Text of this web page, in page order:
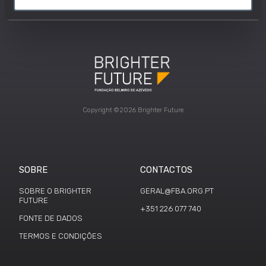
Copyright ©2026 Brighter Future
SOBRE
SOBRE O BRIGHTER
FUTURE
FONTE DE DADOS
TERMOS E CONDIÇÕES
CONTACTOS
GERAL@FBA.ORG.PT
+351 226 077 740